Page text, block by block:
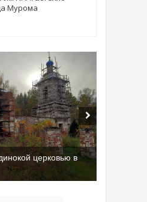
Мурома
церковью в
часть имени Сухэ-